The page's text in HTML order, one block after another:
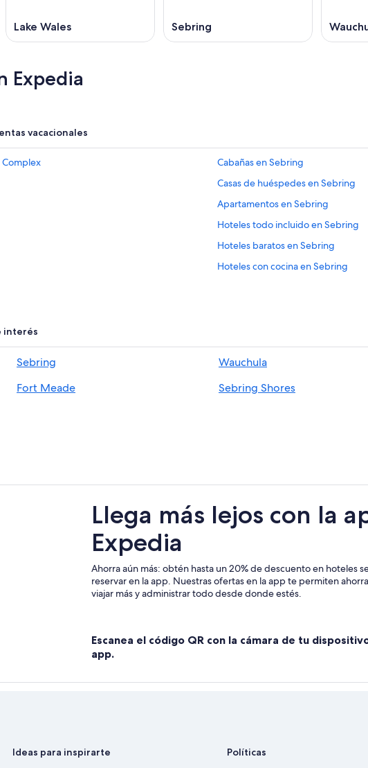
Lake Wales Sebring
Expedia
vacacionales
Cabañas en Sebring
Casas de huéspedes en Sebring
Apartamentos en Sebring
Hoteles todo incluido en Sebring
Hoteles baratos en Sebring
Hoteles con cocina en Sebring
Hoteles en Florida
Hoteles con spa en Sun 'n Lake
Hoteles cerca de viñedos en Sun 'n
Casas vacacionales en Sebring
interés
Sebring Wauchula
Fort Meade Sebring Shores
Llega más lejos con la
Expedia
Ahorra aún más: obtén hasta un 20% de descuento en hoteles
reservar en la app. Nuestras ofertas en la app te permiten
viajar más y administrar todo desde donde estés.
Escanea el código QR con la cámara de tu
app.
Ideas para inspirarte Políticas